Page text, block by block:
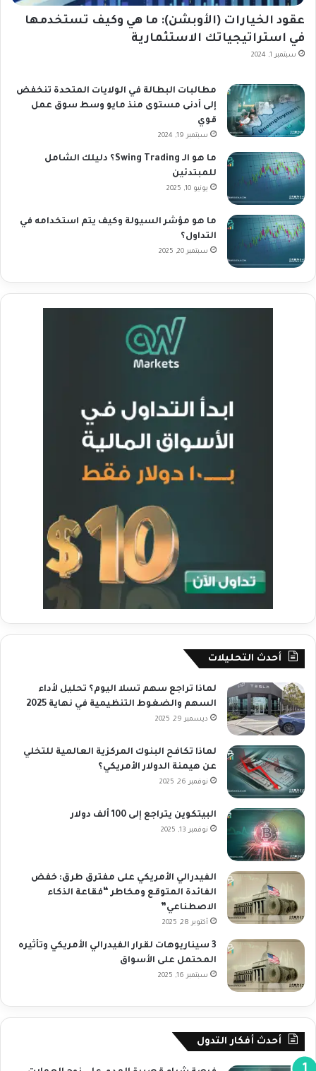
عقود الخيارات (الأوبشن): ما هي وكيف تستخدمها
في استراتيجياتك الاستثمارية
سبتمبر 1, 2024
مطالبات البطالة في الولايات المتحدة تنخفض
إلى أدنى مستوى منذ مايو وسط سوق عمل
قوي
سبتمبر 19, 2024
ما هو الـ Swing Trading؟ دليلك الشامل
للمبتدئين
يونيو 10, 2025
ما هو مؤشر السيولة وكيف يتم استخدامه في
التداول؟
سبتمبر 20, 2025
أحدث التحليلات
لماذا تراجع سهم تسلا اليوم؟ تحليل لأداء
السهم والضغوط التنظيمية في نهاية 2025
ديسمبر 29, 2025
لماذا تكافح البنوك المركزية العالمية للتخلي
عن هيمنة الدولار الأمريكي؟
نوفمبر 26, 2025
البيتكوين يتراجع إلى 100 ألف دولار
نوفمبر 13, 2025
الفيدرالي الأمريكي على مفترق طرق: خفض
الفائدة المتوقع ومخاطر “فقاعة الذكاء
الاصطناعي”
أكتوبر 28, 2025
3 سيناريوهات لقرار الفيدرالي الأمريكي وتأثيره
المحتمل على الأسواق
سبتمبر 16, 2025
أحدث أفكار التدول